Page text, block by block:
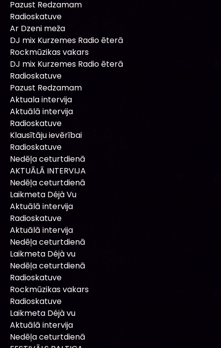
Pazust Redzamam
Radioskatuve
Ar Dzeni meža
DJ mix Kurzemes Radio ēterā
Rockmūzikas vakars
DJ mix Kurzemes Radio ēterā
Radioskatuve
Pazust Redzamam
Aktuala intervija
Aktuālā intervija
Radioskatuve
Klausītāju ievērībai
Radioskatuve
Nedēļa ceturtdienā
AKTUĀLĀ INTERVIJA
Nedēļa ceturtdienā
Laikmeta Déjà Vu
Aktuālā intervija
Radioskatuve
Aktuālā intervija
Nedēļa ceturtdienā
Laikmeta Déjà vu
Nedēļa ceturtdienā
Radioskatuve
Rockmūzikas vakars
Radioskatuve
Laikmeta Déjà vu
Aktuālā intervija
Nedēļa ceturtdienā